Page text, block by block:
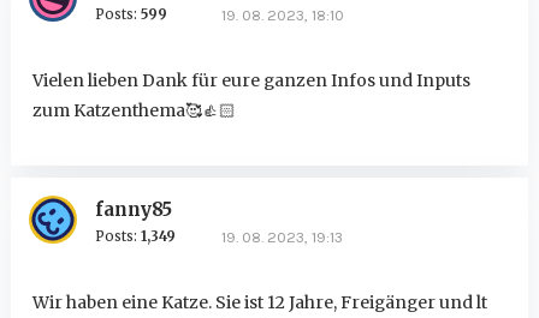
Posts: 599 19. 08. 2023, 18:10
Vielen lieben Dank für eure ganzen Infos und Inputs
zum Katzenthema🥰👍🏻
fanny85
Posts: 1,349 19. 08. 2023, 19:13
Wir haben eine Katze. Sie ist 12 Jahre, Freigänger und lt